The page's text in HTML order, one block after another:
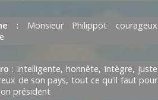
: Monsieur Philippot courageux
: intelligente, honnête, intègre, juste
de son pays, tout ce qu'il faut pour
président